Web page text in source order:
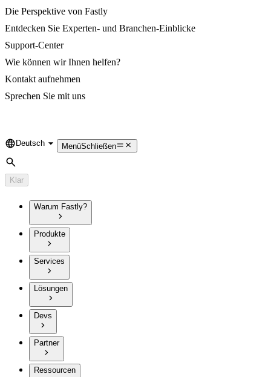
Die Perspektive von Fastly
Entdecken Sie Experten- und Branchen-Einblicke
Support-Center
Wie können wir Ihnen helfen?
Kontakt aufnehmen
Sprechen Sie mit uns
Language
Deutsch MenüSchließen
Suche
Klar
Warum Fastly?
Produkte
Services
Lösungen
Devs
Partner
Ressourcen